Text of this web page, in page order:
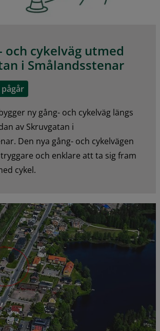
och cykelväg utmed
i Smålandsstenar
ny gång- och cykelväg längs
av Skruvgatan i
Den nya gång- och cykelvägen
och enklare att ta sig fram
cykel.